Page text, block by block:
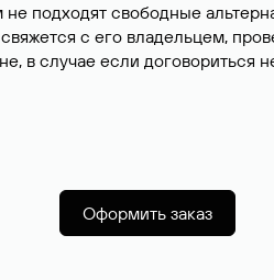
не подходят свободные
с его владельцем,
в случае если
Оформить заказ